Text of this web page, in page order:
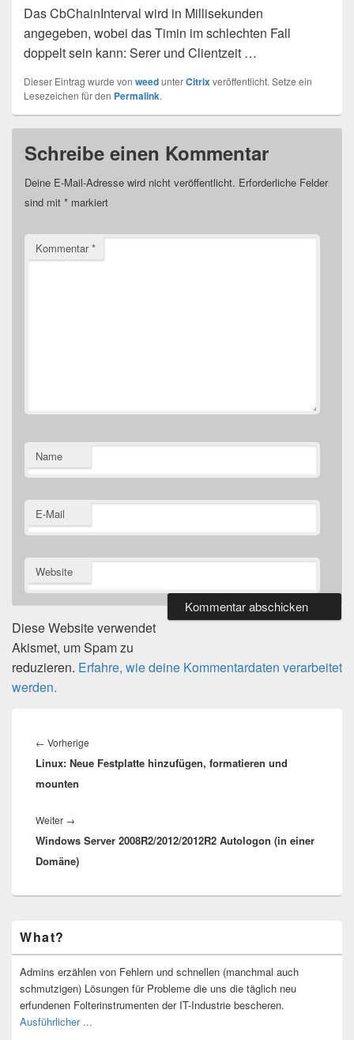
Das CbChainInterval wird in Millisekunden
angegeben, wobei das Timin im schlechten Fall
doppelt sein kann: Serer und Clientzeit …
Dieser Eintrag wurde von weedunterCitrixveröffentlicht. Setze ein
Lesezeichen für den Permalink.
Schreibe einen Kommentar
Deine E-Mail-Adresse wird nicht veröffentlicht. Erforderliche Felder
sind mit * markiert
Kommentar*
Name
E-Mail
Website
Diese Website verwendet
Akismet, um Spam zu
reduzieren. Erfahre, wie deine Kommentardaten verarbeitet
werden.
← Vorherige
Beitrag:
Linux: Neue Festplatte hinzufügen, formatieren und
mounten
Weiter →
Beitrag:
Windows Server 2008R2/2012/2012R2 Autologon (in einer
Domäne)
Seitenleisten-
Widgetbereich
What?
Admins erzählen von Fehlern und schnellen (manchmal auch
schmutzigen) Lösungen für Probleme die uns die täglich neu
erfundenen Folterinstrumenten der IT-Industrie bescheren.
Ausführlicher ...